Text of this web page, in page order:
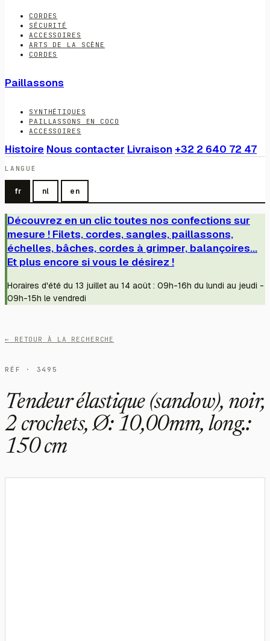
CORDES
SÉCURITÉ
ACCESSOIRES
ARTS DE LA SCÈNE
CORDES
Paillassons
SYNTHÉTIQUES
PAILLASSONS EN COCO
ACCESSOIRES
Histoire Nous contacter Livraison +32 2 640 72 47
LANGUE
fr nl en
Découvrez en un clic toutes nos confections sur
mesure ! Filets, cordes, sangles, paillassons,
échelles, bâches, cordes à grimper, balançoires...
Et plus encore si vous le désirez !
Horaires d'été du 13 juillet au 14 août : 09h-16h du lundi au jeudi -
09h-15h le vendredi
← RETOUR À LA RECHERCHE
RÉF · 3495
Tendeur élastique (sandow), noir,
2 crochets, Ø: 10,00mm, long.:
150 cm